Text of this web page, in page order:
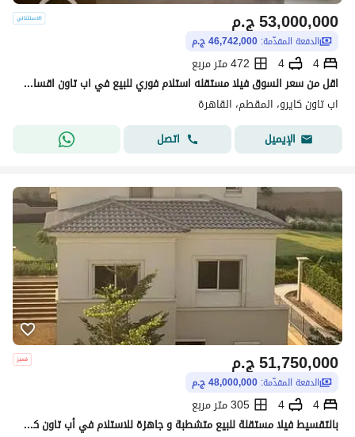
ج.م53,000,000
الدفعة المقدّمة: 46,742,000 ج.م
4
4
472 متر مربع
اقل من سعر السوق فيلا مستقله استلام فوري للبيع في اب تاون اقساط حتي 2028
اب تاون كايرو، المقطم، القاهرة
الإيميل
اتصل
ج.م51,750,000
الدفعة المقدّمة: 48,000,000 ج.م
4
4
305 متر مربع
بالتقسيط فيلا مستقلة للبيع متشطبة و جاهزة للاستلام في أب تاون كايرو إعمار المقطم Uptown Cairo Mokattam by Emaar